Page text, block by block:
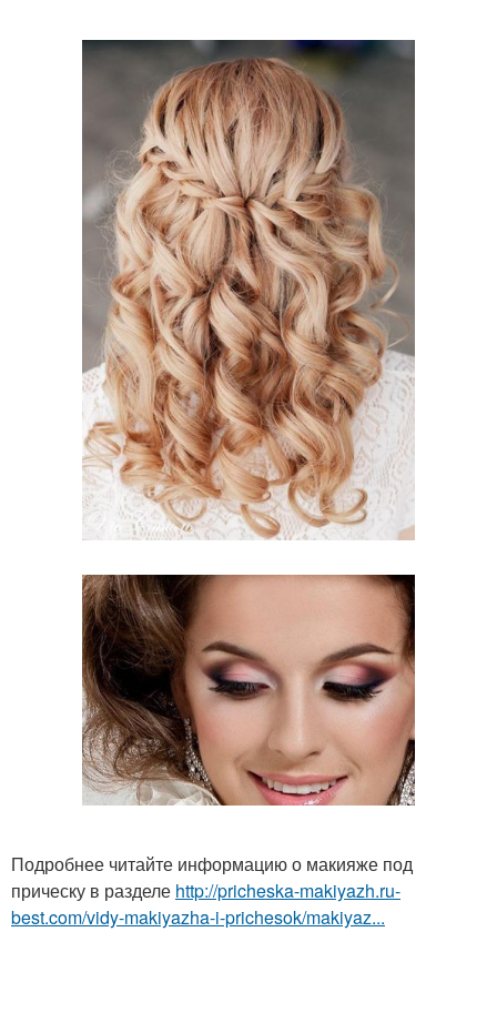
Подробнее читайте информацию о макияже под
прическу в разделе http://pricheska-makiyazh.ru-
best.com/vidy-makiyazha-i-prichesok/makiyaz...